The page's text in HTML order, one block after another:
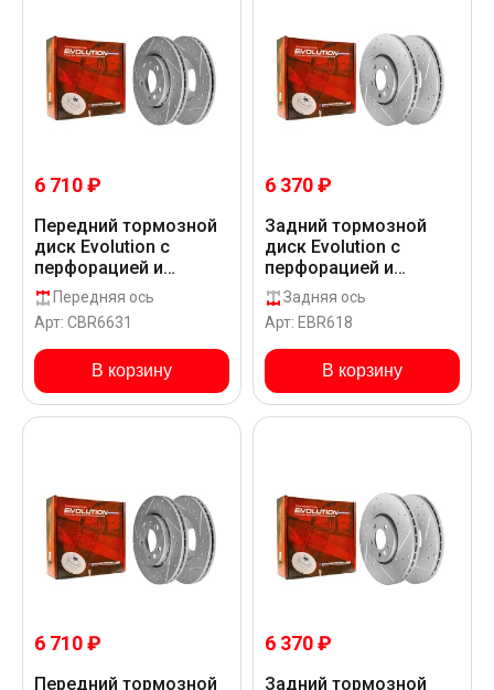
6 710 ₽
Передний тормозной
диск Evolution с
перфорацией и
насечками, в
покрытии GEOMET для
Volkswagen BORA
1J__3_
Передняя ось
Арт: CBR6631
В корзину
6 370 ₽
Задний тормозной
диск Evolution с
перфорацией и
насечками в покрытии
GEOMET для
Volkswagen BORA
1J__5_
Задняя ось
Арт: EBR618
В корзину
6 710 ₽
Передний тормозной
6 370 ₽
Задний тормозной